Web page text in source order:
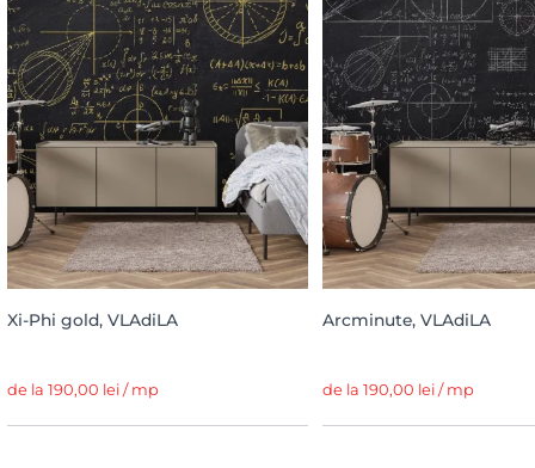
Xi-Phi gold, VLAdiLA
de la 190,00 lei / mp
Arcminute, VLAdiLA
de la 190,00 lei / mp